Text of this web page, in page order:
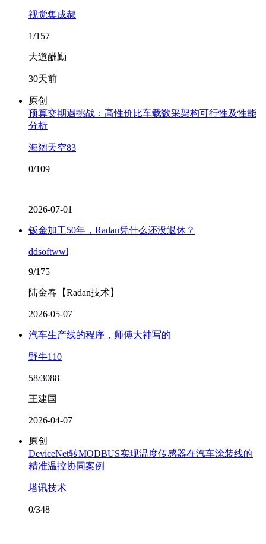
视觉集成郝
1/157
大道酬勤
30天前
原创
预算交期遇挑战：高性价比车载数采架构可行性及性能
分析
海阔天空83
0/109
2026-07-01
钣金加工50年，Radan凭什么还没退休？
ddsoftwwl
9/175
陆金春【Radan技术】
2026-05-07
汽车生产线的程序，师傅大神写的
野牛110
58/3088
王建国
2026-04-07
原创
DeviceNet转MODBUS实现温度传感器在汽车涂装线的
精准温控协同案例
塔讯技术
0/348